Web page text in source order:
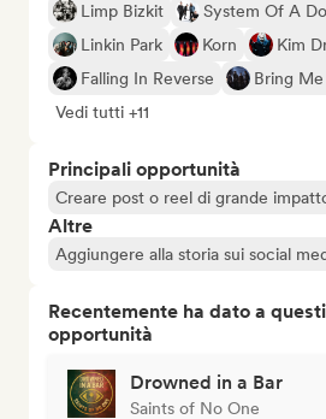
Limp Bizkit System Of A
Linkin Park
Korn
Kim
Falling In Reverse
Bring
Vedi tutti +11
Principali opportunità
Creare post o reel di grande
Altre
Aggiungere alla storia sui social
Recentemente ha dato a
opportunità
Drowned in a Bar
Saints of No One